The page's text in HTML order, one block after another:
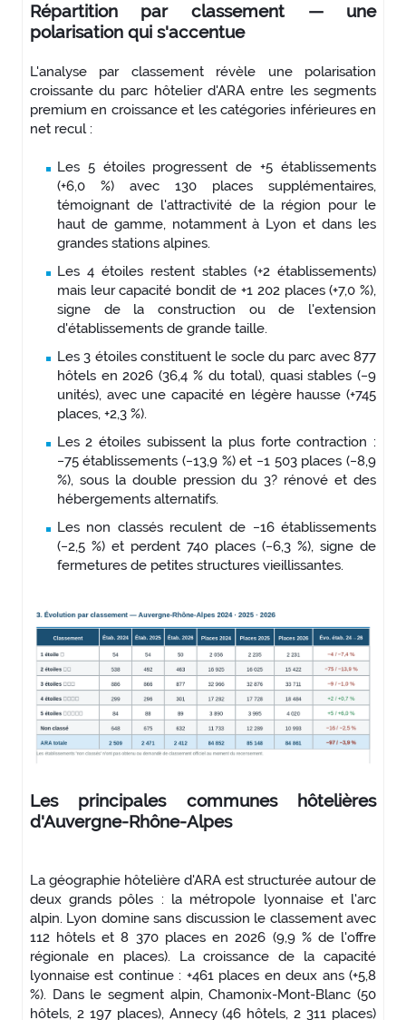
Répartition par classement — une
polarisation qui s'accentue
L'analyse par classement révèle une polarisation
croissante du parc hôtelier d'ARA entre les segments
premium en croissance et les catégories inférieures en
net recul :
Les 5 étoiles progressent de +5 établissements
(+6,0 %) avec 130 places supplémentaires,
témoignant de l'attractivité de la région pour le
haut de gamme, notamment à Lyon et dans les
grandes stations alpines.
Les 4 étoiles restent stables (+2 établissements)
mais leur capacité bondit de +1 202 places (+7,0 %),
signe de la construction ou de l'extension
d'établissements de grande taille.
Les 3 étoiles constituent le socle du parc avec 877
hôtels en 2026 (36,4 % du total), quasi stables (−9
unités), avec une capacité en légère hausse (+745
places, +2,3 %).
Les 2 étoiles subissent la plus forte contraction :
−75 établissements (−13,9 %) et −1 503 places (−8,9
%), sous la double pression du 3? rénové et des
hébergements alternatifs.
Les non classés reculent de −16 établissements
(−2,5 %) et perdent 740 places (−6,3 %), signe de
fermetures de petites structures vieillissantes.
Les principales communes hôtelières
d'Auvergne-Rhône-Alpes
La géographie hôtelière d'ARA est structurée autour de
deux grands pôles : la métropole lyonnaise et l'arc
alpin. Lyon domine sans discussion le classement avec
112 hôtels et 8 370 places en 2026 (9,9 % de l'offre
régionale en places). La croissance de la capacité
lyonnaise est continue : +461 places en deux ans (+5,8
%). Dans le segment alpin, Chamonix-Mont-Blanc (50
hôtels, 2 197 places), Annecy (46 hôtels, 2 311 places)